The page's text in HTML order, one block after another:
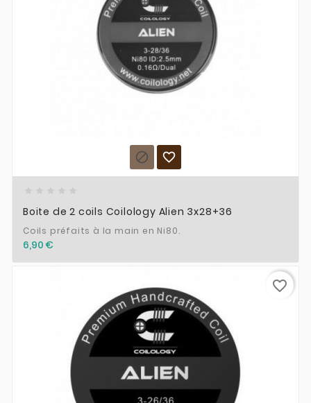
 
Boite de 2 coils Coilology Alien 3x28+36
Coils préfaits à la main en Ni80.
6,90 €
favorite_border